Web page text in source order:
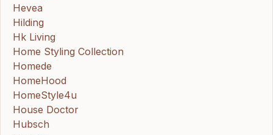
Hevea
Hilding
Hk Living
Home Styling Collection
Homede
HomeHood
HomeStyle4u
House Doctor
Hubsch